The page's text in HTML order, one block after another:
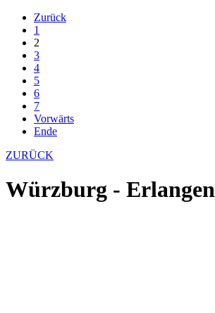
Zurück
1
2
3
4
5
6
7
Vorwärts
Ende
ZURÜCK
Würzburg - Erlangen